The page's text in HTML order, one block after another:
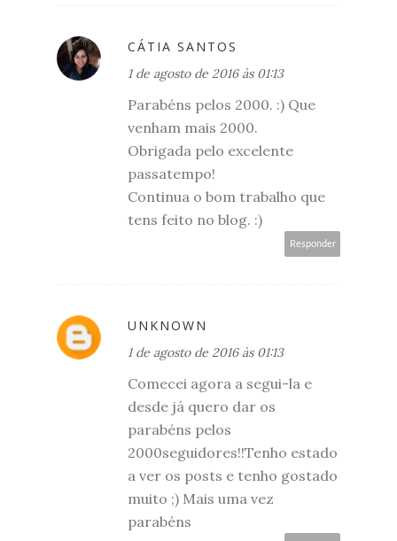
CÁTIA SANTOS
1 de agosto de 2016 às 01:13
Parabéns pelos 2000. :) Que
venham mais 2000.
Obrigada pelo excelente
passatempo!
Continua o bom trabalho que
tens feito no blog. :)
Responder
UNKNOWN
1 de agosto de 2016 às 01:13
Comecei agora a segui-la e
desde já quero dar os
parabéns pelos
2000seguidores!!Tenho estado
a ver os posts e tenho gostado
muito ;) Mais uma vez
parabéns